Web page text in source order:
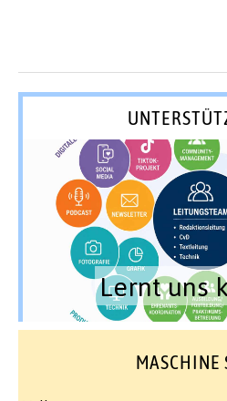
Lernt uns
MASCHINE